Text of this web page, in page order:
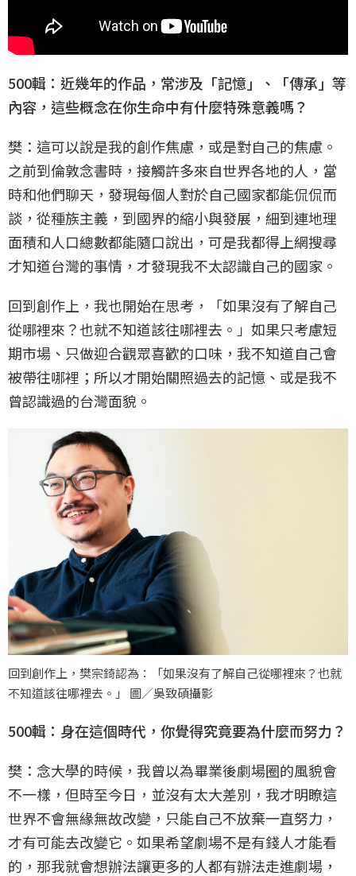
500輯：近幾年的作品，常涉及「記憶」、「傳承」等
內容，這些概念在你生命中有什麼特殊意義嗎？
樊：這可以說是我的創作焦慮，或是對自己的焦慮。
之前到倫敦念書時，接觸許多來自世界各地的人，當
時和他們聊天，發現每個人對於自己國家都能侃侃而
談，從種族主義，到國界的縮小與發展，細到連地理
面積和人口總數都能隨口說出，可是我都得上網搜尋
才知道台灣的事情，才發現我不太認識自己的國家。
回到創作上，我也開始在思考，「如果沒有了解自己
從哪裡來？也就不知道該往哪裡去。」如果只考慮短
期市場、只做迎合觀眾喜歡的口味，我不知道自己會
被帶往哪裡；所以才開始關照過去的記憶、或是我不
曾認識過的台灣面貌。
回到創作上，樊宗錡認為：「如果沒有了解自己從哪裡來？也就
不知道該往哪裡去。」 圖／吳致碩攝影
500輯：身在這個時代，你覺得究竟要為什麼而努力？
樊：念大學的時候，我曾以為畢業後劇場圈的風貌會
不一樣，但時至今日，並沒有太大差別，我才明瞭這
世界不會無緣無故改變，只能自己不放棄一直努力，
才有可能去改變它。如果希望劇場不是有錢人才能看
的，那我就會想辦法讓更多的人都有辦法走進劇場，